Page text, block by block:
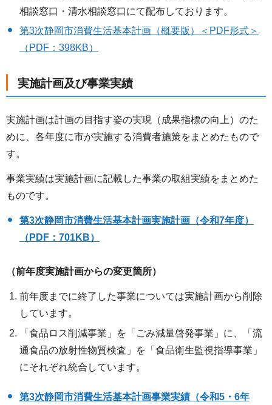
相談窓口・清水相談窓口にて配布しております。
第3次静岡市消費生活基本計画（概要版）＜PDF形式＞
（PDF：398KB）
実施計画及び事業実績
実施計画は計画の目指す姿の実現（成果指標の向上）のた
めに、各年度に市が実施する消費者施策をまとめたもので
す。
事業実績は実施計画に記載した事業の取組実績をまとめた
ものです。
第3次静岡市消費生活基本計画実施計画（令和7年度）
（PDF：701KB）
（前年度実施計画からの変更箇所）
前年度までに終了した事業については実施計画から削除
しています。
「食品ロス削減事業」を「ごみ減量啓発事業」に、「流
通食品の放射性物質検査」を「食品衛生監視指導事業」
にそれぞれ統合しています。
第3次静岡市消費生活基本計画事業実績（令和5・6年